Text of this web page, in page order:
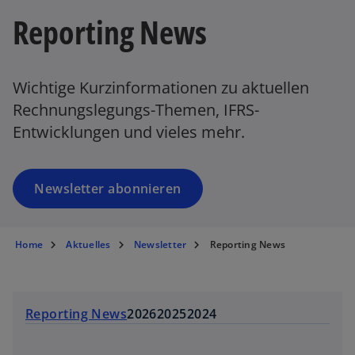
Reporting News
Wichtige Kurzinformationen zu aktuellen
Rechnungslegungs-Themen, IFRS-
Entwicklungen und vieles mehr.
Newsletter abonnieren
r
u
e
n
e
g
is
e
r
Home Aktuelles Newsletter Reporting News
Reporting News202620252024